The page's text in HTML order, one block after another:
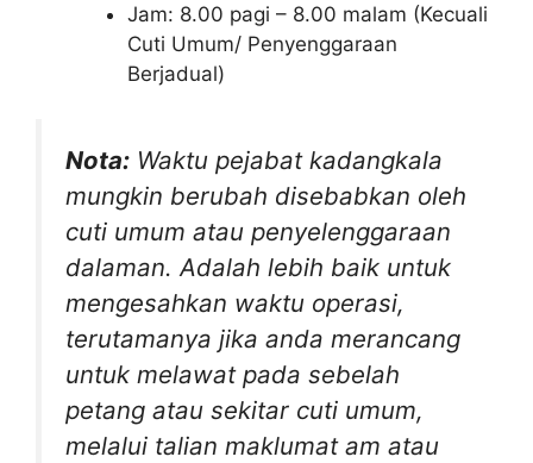
Jam: 8.00 pagi – 8.00 malam (Kecuali
Cuti Umum/ Penyenggaraan
Berjadual)
Nota: Waktu pejabat kadangkala
mungkin berubah disebabkan oleh
cuti umum atau penyelenggaraan
dalaman. Adalah lebih baik untuk
mengesahkan waktu operasi,
terutamanya jika anda merancang
untuk melawat pada sebelah
petang atau sekitar cuti umum,
melalui talian maklumat am atau